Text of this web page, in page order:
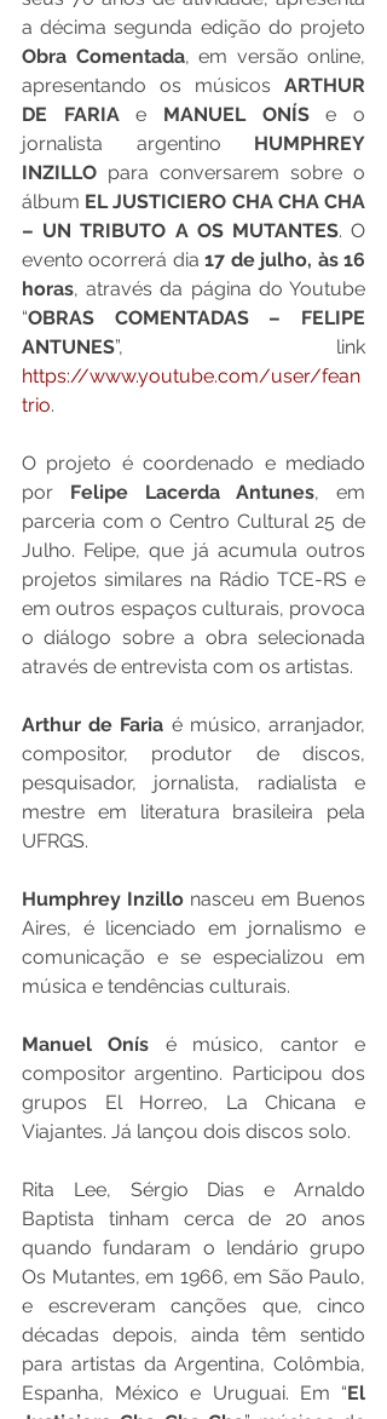
Obra Comentada, em versão online,
apresentando os músicos ARTHUR
DE FARIA e MANUEL ONÍS e o
jornalista argentino HUMPHREY
INZILLO para conversarem sobre o
álbum EL JUSTICIERO CHA CHA CHA
– UN TRIBUTO A OS MUTANTES. O
evento ocorrerá dia 17 de julho, às 16
horas, através da página do Youtube
“OBRAS COMENTADAS – FELIPE
ANTUNES
https://www.youtube.com/user/fean
trio.
O projeto é coordenado e mediado
por Felipe Lacerda Antunes, em
parceria com o Centro Cultural 25 de
Julho. Felipe, que já acumula outros
projetos similares na Rádio TCE-RS e
em outros espaços culturais, provoca
o diálogo sobre a obra selecionada
através de entrevista com os artistas.
Arthur de Faria é músico, arranjador,
compositor, produtor de discos,
pesquisador, jornalista, radialista e
mestre em literatura brasileira pela
UFRGS.
Humphrey Inzillo nasceu em Buenos
Aires, é licenciado em jornalismo e
comunicação e se especializou em
música e tendências culturais.
Manuel Onís é músico, cantor e
compositor argentino. Participou dos
grupos El Horreo, La Chicana e
Viajantes. Já lançou dois discos solo.
Rita Lee, Sérgio Dias e Arnaldo
Baptista tinham cerca de 20 anos
quando fundaram o lendário grupo
Os Mutantes, em 1966, em São Paulo,
e escreveram canções que, cinco
décadas depois, ainda têm sentido
para artistas da Argentina, Colômbia,
Espanha, México e Uruguai. Em “El